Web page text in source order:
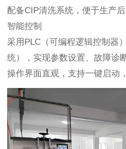
配备CIP清洗系统，便于生产后
智能控制
采用PLC（可编程逻辑控制器
统），实现参数设置、故障诊
操作界面直观，支持一键启动